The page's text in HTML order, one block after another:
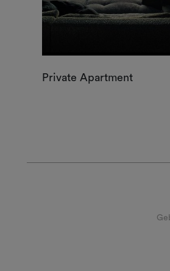
Private Apartment